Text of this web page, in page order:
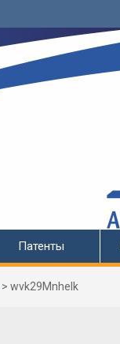
Патенты
> wvk29Mnhelk